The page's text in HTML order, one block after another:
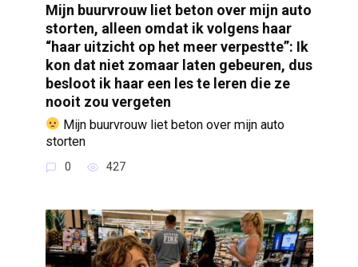
Mijn buurvrouw liet beton over mijn auto
storten, alleen omdat ik volgens haar
“haar uitzicht op het meer verpestte”: Ik
kon dat niet zomaar laten gebeuren, dus
besloot ik haar een les te leren die ze
nooit zou vergeten
Mijn buurvrouw liet beton over mijn auto
storten
0 427